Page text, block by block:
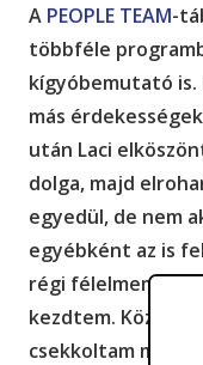
A PEOPLE TEAM-
többféle
kígyóbemutató is.
más
után Laci
dolga, majd
egyedül, de nem
egyébként az is
régi félelmemet,
kezdtem. Közben
csekkoltam még